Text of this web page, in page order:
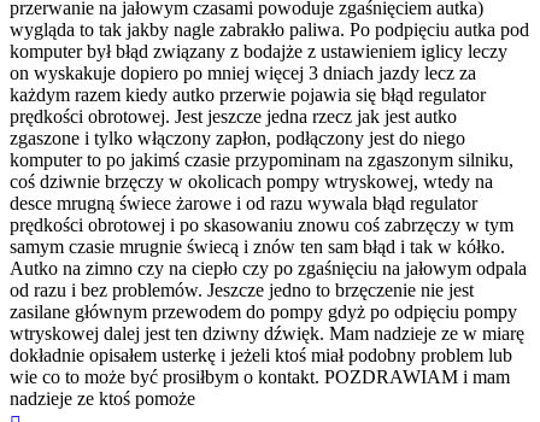
przerwanie na jałowym czasami powoduje zgaśnięciem autka)
wygląda to tak jakby nagle zabrakło paliwa. Po podpięciu autka pod
komputer był błąd związany z bodajże z ustawieniem iglicy leczy
on wyskakuje dopiero po mniej więcej 3 dniach jazdy lecz za
każdym razem kiedy autko przerwie pojawia się błąd regulator
prędkości obrotowej. Jest jeszcze jedna rzecz jak jest autko
zgaszone i tylko włączony zapłon, podłączony jest do niego
komputer to po jakimś czasie przypominam na zgaszonym silniku,
coś dziwnie brzęczy w okolicach pompy wtryskowej, wtedy na
desce mrugną świece żarowe i od razu wywala błąd regulator
prędkości obrotowej i po skasowaniu znowu coś zabrzęczy w tym
samym czasie mrugnie świecą i znów ten sam błąd i tak w kółko.
Autko na zimno czy na ciepło czy po zgaśnięciu na jałowym odpala
od razu i bez problemów. Jeszcze jedno to brzęczenie nie jest
zasilane głównym przewodem do pompy gdyż po odpięciu pompy
wtryskowej dalej jest ten dziwny dźwięk. Mam nadzieje ze w miarę
dokładnie opisałem usterkę i jeżeli ktoś miał podobny problem lub
wie co to może być prosiłbym o kontakt. POZDRAWIAM i mam
nadzieje ze ktoś pomoże